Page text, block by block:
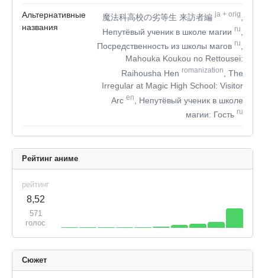
Альтернативные
названия
魔法科高校の劣等生 来訪者編ja + orig
Непутёвый ученик в школе магии ru
Посредственность из школы магов ru
Mahouka Koukou no Rettousei:
Raihousha Hen romanization
, The
Irregular at Magic High School: Visitor
Arc en
, Непутёвый ученик в школе
магии: Гость ru
Рейтинг аниме
рейтинг
8,52
571
голос
Сюжет